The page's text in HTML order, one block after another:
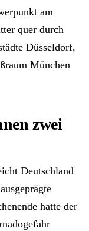
am
quer durch
Düsseldorf,
München
zwei
Deutschland
hatte der